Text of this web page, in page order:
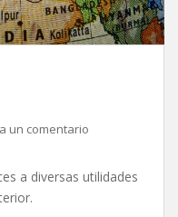
un comentario
a diversas utilidades